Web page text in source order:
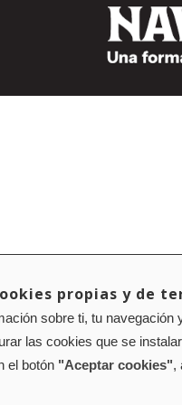
propias y de
sobre ti, tu
las cookies que se
el botón "Aceptar cookies",